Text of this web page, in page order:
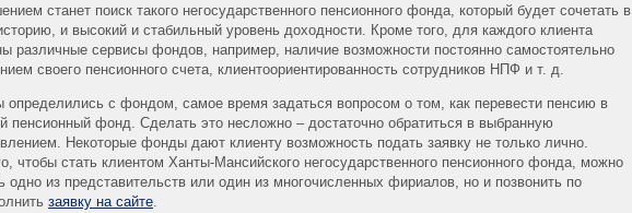
станет поиск такого негосударственного пенсионного фонда, который будет сочетать в
и высокий и стабильный уровень доходности. Кроме того, для каждого клиента
различные сервисы фондов, например, наличие возможности постоянно самостоятельно
своего пенсионного счета, клиентоориентированность сотрудников НПФ и т. д.
определились с фондом, самое время задаться вопросом о том, как перевести пенсию в
пенсионный фонд. Сделать это несложно – достаточно обратиться в выбранную
Некоторые фонды дают клиенту возможность подать заявку не только лично.
чтобы стать клиентом Ханты-Мансийского негосударственного пенсионного фонда, можно
одно из представительств или один из многочисленных фириалов, но и позвонить по
заявку на сайте.